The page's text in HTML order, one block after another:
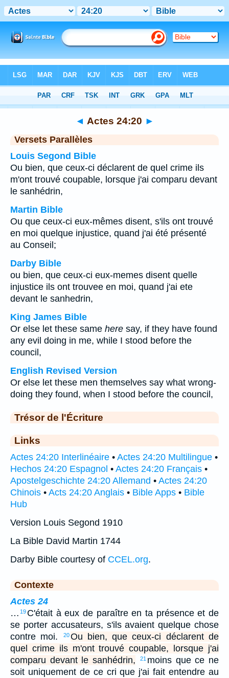
Chapitre 24> Verset 20
◄ Actes 24:20 ►
Versets Parallèles
Louis Segond Bible
Ou bien, que ceux-ci déclarent de quel crime ils
m'ont trouvé coupable, lorsque j'ai comparu devant
le sanhédrin,
Martin Bible
Ou que ceux-ci eux-mêmes disent, s'ils ont trouvé
en moi quelque injustice, quand j'ai été présenté
au Conseil;
Darby Bible
ou bien, que ceux-ci eux-memes disent quelle
injustice ils ont trouvee en moi, quand j'ai ete
devant le sanhedrin,
King James Bible
Or else let these same here say, if they have found
any evil doing in me, while I stood before the
council,
English Revised Version
Or else let these men themselves say what wrong-
doing they found, when I stood before the council,
Trésor de l'Écriture
Links
Actes 24:20 Interlinéaire • Actes 24:20 Multilingue •
Hechos 24:20 Espagnol • Actes 24:20 Français •
Apostelgeschichte 24:20 Allemand • Actes 24:20
Chinois • Acts 24:20 Anglais • Bible Apps • Bible
Hub
Version Louis Segond 1910
La Bible David Martin 1744
Darby Bible courtesy of CCEL.org.
Contexte
Actes 24
… 19 C'était à eux de paraître en ta présence et de
se porter accusateurs, s'ils avaient quelque chose
contre moi.
20 Ou bien, que ceux-ci déclarent de
quel crime ils m'ont trouvé coupable, lorsque j'ai
comparu devant le sanhédrin,
21 moins que ce ne
soit uniquement de ce cri que j'ai fait entendre au